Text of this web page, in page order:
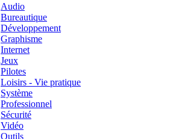
Audio
Bureautique
Développement
Graphisme
Internet
Jeux
Pilotes
Loisirs - Vie pratique
Système
Professionnel
Sécurité
Vidéo
Outils